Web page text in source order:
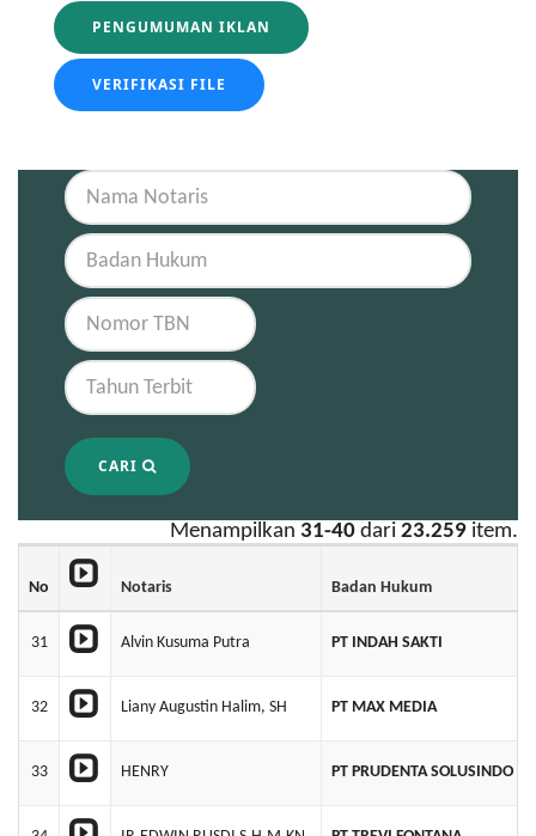
PENGUMUMAN IKLAN
VERIFIKASI FILE
CARI
Menampilkan 31-40 dari 23.259 item.
No Notaris Badan Hukum
31 Alvin Kusuma Putra PT INDAH SAKTI
32 Liany Augustin Halim, SH PT MAX MEDIA
33 HENRY PT PRUDENTA SOLUSINDO